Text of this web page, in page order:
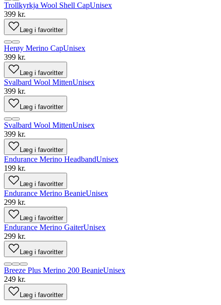
Trollkyrkja Wool Shell CapUnisex
399 kr.
Læg i favoritter
Herøy Merino CapUnisex
399 kr.
Læg i favoritter
Svalbard Wool MittenUnisex
399 kr.
Læg i favoritter
Svalbard Wool MittenUnisex
399 kr.
Læg i favoritter
Endurance Merino HeadbandUnisex
199 kr.
Læg i favoritter
Endurance Merino BeanieUnisex
299 kr.
Læg i favoritter
Endurance Merino GaiterUnisex
299 kr.
Læg i favoritter
Breeze Plus Merino 200 BeanieUnisex
249 kr.
Læg i favoritter